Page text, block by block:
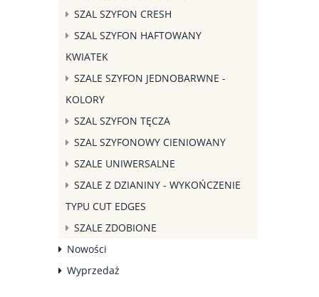
SZAL SZYFON CRESH
SZAL SZYFON HAFTOWANY
KWIATEK
SZALE SZYFON JEDNOBARWNE -
KOLORY
SZAL SZYFON TĘCZA
SZAL SZYFONOWY CIENIOWANY
SZALE UNIWERSALNE
SZALE Z DZIANINY - WYKOŃCZENIE
TYPU CUT EDGES
SZALE ZDOBIONE
Nowości
Wyprzedaż